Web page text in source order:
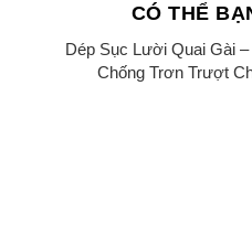
CÓ THỂ
Sale!
Dép Sục Lười Quai Gài
Chống Trơn Trượt